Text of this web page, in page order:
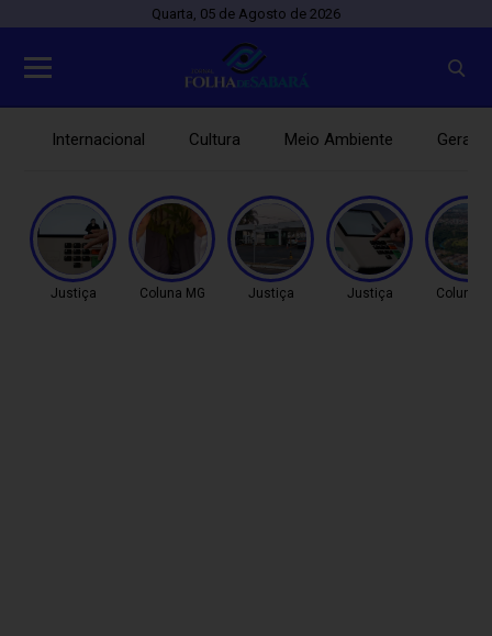
Quarta, 05 de Agosto de 2026
Internacional Cultura Meio Ambiente Gerais
Justiça Coluna MG Justiça Justiça Coluna